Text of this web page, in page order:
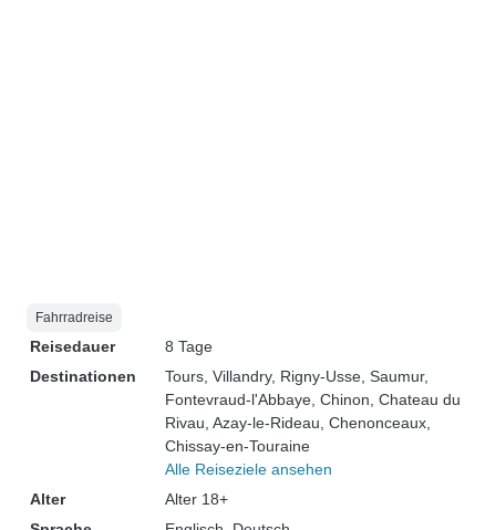
Fahrradreise
Reisedauer
8 Tage
Destinationen
Tours , Villandry, Rigny-Usse , Saumur,
Fontevraud-l'Abbaye , Chinon , Chateau du
Rivau , Azay-le-Rideau , Chenonceaux
Chissay-en-Touraine
Alle Reiseziele ansehen
Alter
Alter 18+